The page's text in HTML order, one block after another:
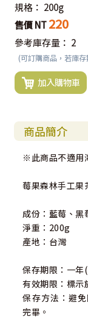
規格： 200g
售價 NT 220
參考庫存量： 2
(可訂購商品，若庫
加入購物車
商品簡介
※此商品不適用
莓果森林手工果
成份：藍莓、黑
淨重：200g
產地：台灣
保存期限：一年
有效期限：標示
保存方法：避
完畢。